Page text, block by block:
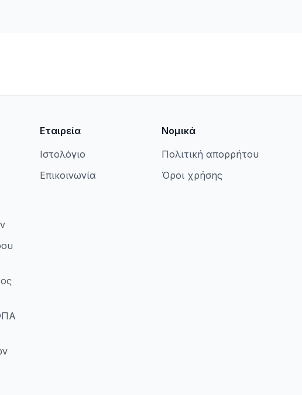
Εταιρεία
Ιστολόγιο
Επικοινωνία
Νομικά
Πολιτική απορρήτου
Όροι χρήσης